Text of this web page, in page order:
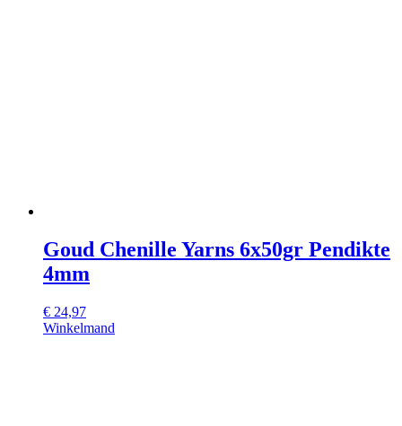
Goud Chenille Yarns 6x50gr Pendikte
4mm
€ 24,97
Winkelmand